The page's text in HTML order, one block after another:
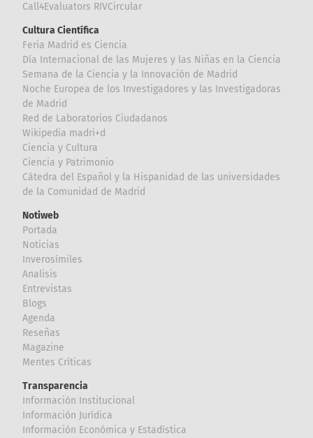
Call4Evaluators RIVCircular
Cultura Científica
Feria Madrid es Ciencia
Día Internacional de las Mujeres y las Niñas en la Ciencia
Semana de la Ciencia y la Innovación de Madrid
Noche Europea de los Investigadores y las Investigadoras
de Madrid
Red de Laboratorios Ciudadanos
Wikipedia madri+d
Ciencia y Cultura
Ciencia y Patrimonio
Cátedra del Español y la Hispanidad de las universidades
de la Comunidad de Madrid
Notiweb
Portada
Noticias
Inverosímiles
Analisis
Entrevistas
Blogs
Agenda
Reseñas
Magazine
Mentes Críticas
Transparencia
Información Institucional
Información Jurídica
Información Económica y Estadística